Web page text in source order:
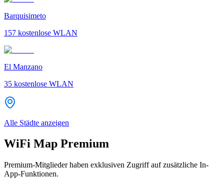
Barquisimeto
157 kostenlose WLAN
El Manzano
35 kostenlose WLAN
Alle Städte anzeigen
WiFi Map Premium
Premium-Mitglieder haben exklusiven Zugriff auf zusätzliche In-
App-Funktionen.